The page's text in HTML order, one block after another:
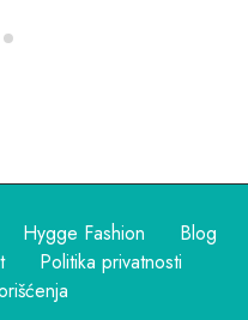
Hygge Fashion
Blog
Politika privatnosti